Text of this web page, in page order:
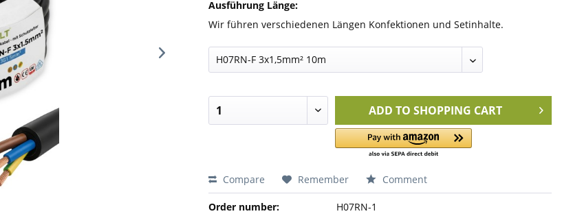
Ausführung Länge:
Wir führen verschiedenen Längen Konfektionen und Setinhalte.
ADD TO SHOPPING CART
Compare Remember Comment
Order number:
H07RN-1